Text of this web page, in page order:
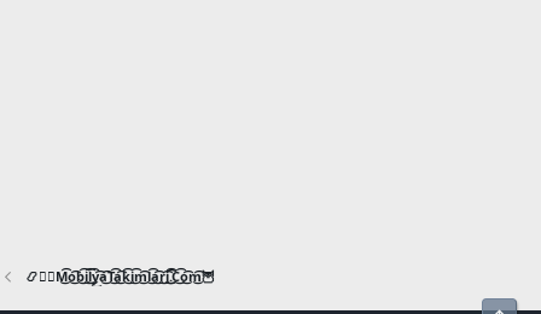
📿🧙‍♂️M͜͡o͜͡b͜͡i͜͡l͜͡y͜͡a͜͡T͜͡a͜͡k͜͡i͜͡m͜͡l͜͡a͜͡r͜͡i͜͡.͜͡C͜͡o͜͡m͜͡🦉